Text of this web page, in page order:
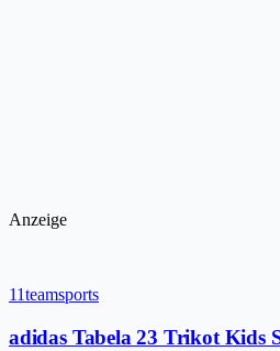
Anzeige
11teamsports
adidas Tabela 23 Trikot Kids